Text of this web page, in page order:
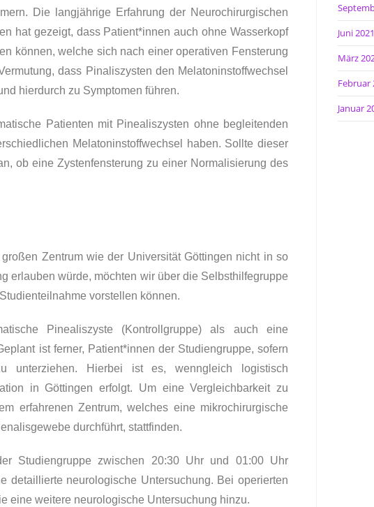
Die langjährige Erfahrung der Neurochirurgischen
hat gezeigt, dass Patient*innen auch ohne Wasserkopf
können, welche sich nach einer operativen Fensterung
dass Pinaliszysten den Melatoninstoffwechsel
hierdurch zu Symptomen führen.
Patienten mit Pinealiszysten ohne begleitenden
Melatoninstoffwechsel haben. Sollte dieser
ob eine Zystenfensterung zu einer Normalisierung des
Zentrum wie der Universität Göttingen nicht in so
erlauben würde, möchten wir über die Selbsthilfegruppe
vorstellen können.
Pinealiszyste (Kontrollgruppe) als auch eine
ist ferner, Patient*innen der Studiengruppe, sofern
unterziehen. Hierbei ist es, wenngleich logistisch
in Göttingen erfolgt. Um eine Vergleichbarkeit zu
erfahrenen Zentrum, welches eine mikrochirurgische
durchführt, stattfinden.
Studiengruppe zwischen 20:30 Uhr und 01:00 Uhr
detaillierte neurologische Untersuchung. Bei operierten
eine weitere neurologische Untersuchung hinzu.
Juni 2021
März
Februar
Januar